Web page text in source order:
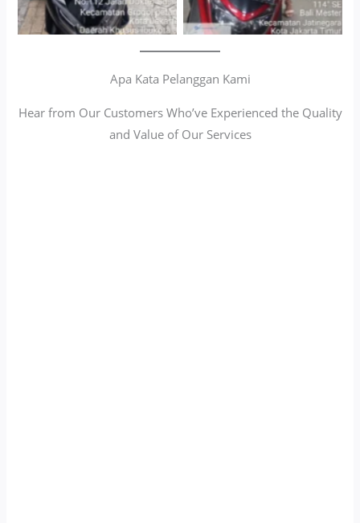
Apa Kata Pelanggan Kami
Hear from Our Customers Who’ve Experienced the Quality
and Value of Our Services